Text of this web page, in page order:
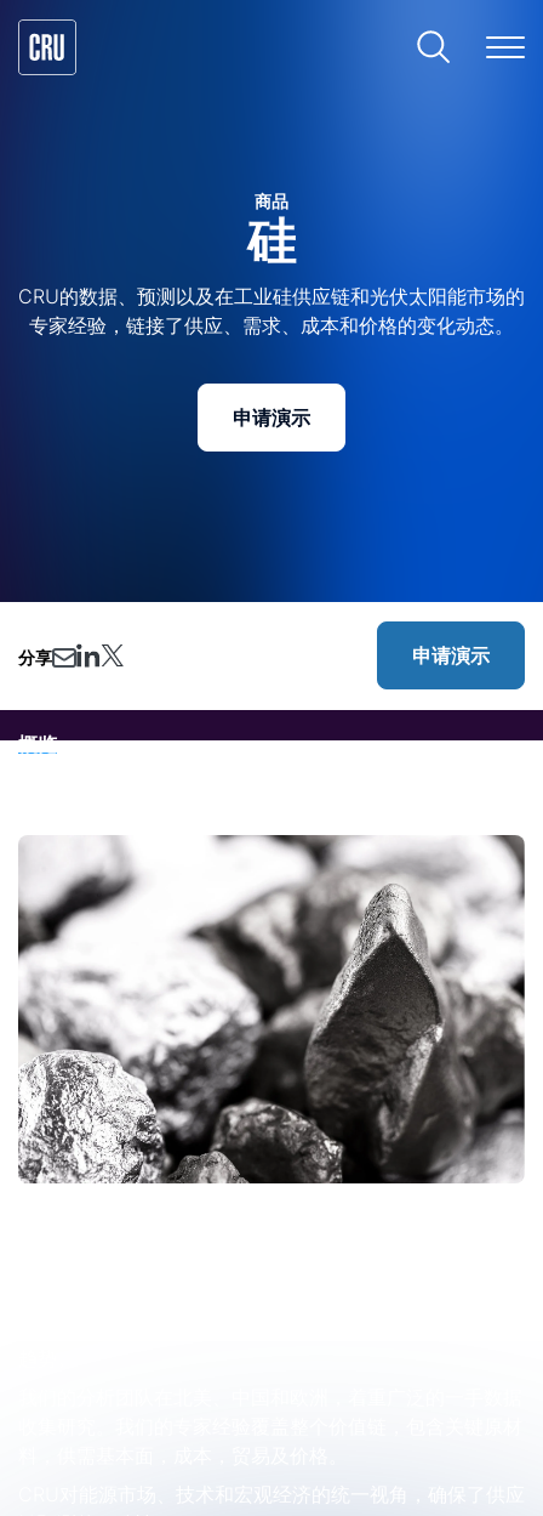
商品
硅
CRU的数据、预测以及在工业硅供应链和光伏太阳能市场的
专家经验，链接了供应、需求、成本和价格的变化动态。
申请演示
分享 申请演示
概览